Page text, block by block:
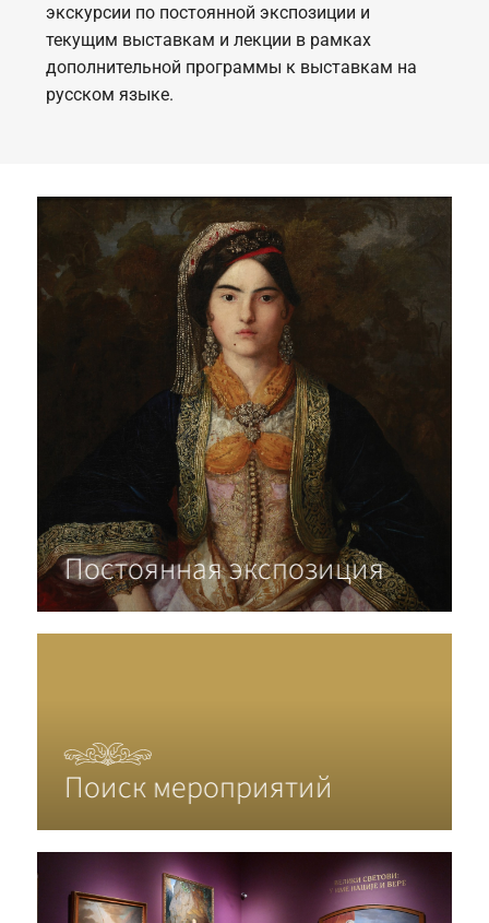
экскурсии по постоянной экспозиции и
текущим выставкам и лекции в рамках
дополнительной программы к выставкам на
русском языке.
Постоянная экспозиция
Поиск мероприятий